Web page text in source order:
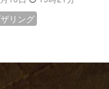
リング